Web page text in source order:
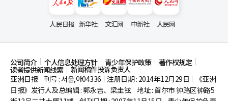
人民日报 新华社 文汇网 中新社 人民网
公司简介 个人信息处理方针 青少年保护政策 著作权规定
读者提供新闻线索
新闻稿件投诉负责人
亚洲日报
刊号 : 서울,아04336 注册日期 : 2014年12月29日
《亚洲
日报》发行人及总编辑 : 郭永吉、梁圭铉 地址 : 首尔市钟路区钟路5